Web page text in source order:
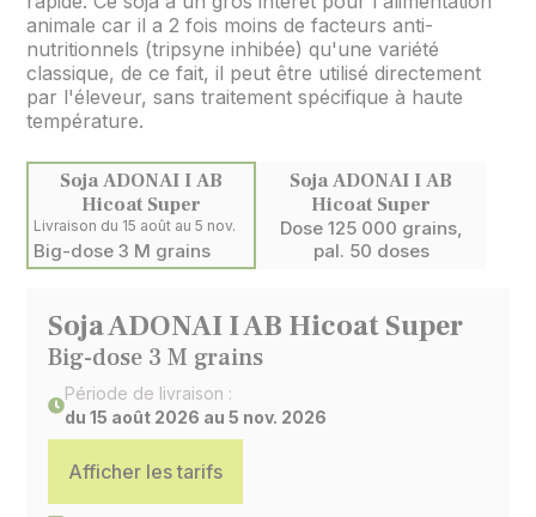
animale car il a 2 fois moins de facteurs anti-
nutritionnels (tripsyne inhibée) qu'une variété
classique, de ce fait, il peut être utilisé directement
par l'éleveur, sans traitement spécifique à haute
température.
Soja ADONAI I AB
Hicoat Super
Livraison du 15 août au 5 nov.
Big-dose 3 M grains
Soja ADONAI I AB
Hicoat Super
Dose 125 000 grains,
pal. 50 doses
Soja ADONAI I AB Hicoat Super
Big-dose 3 M grains
Période de livraison :
du 15 août 2026 au 5 nov. 2026
Afficher les tarifs